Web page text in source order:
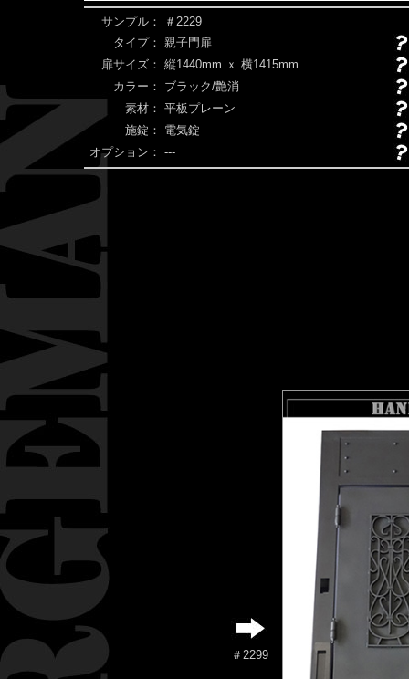
サンプル：
＃2229
タイプ： 親子門扉
扉サイズ： 縦1440mm ｘ 横1415mm
カラー：
ブラック/艶消
素材： 平板プレーン
施錠：
電気錠
オプション： ---
＃2299